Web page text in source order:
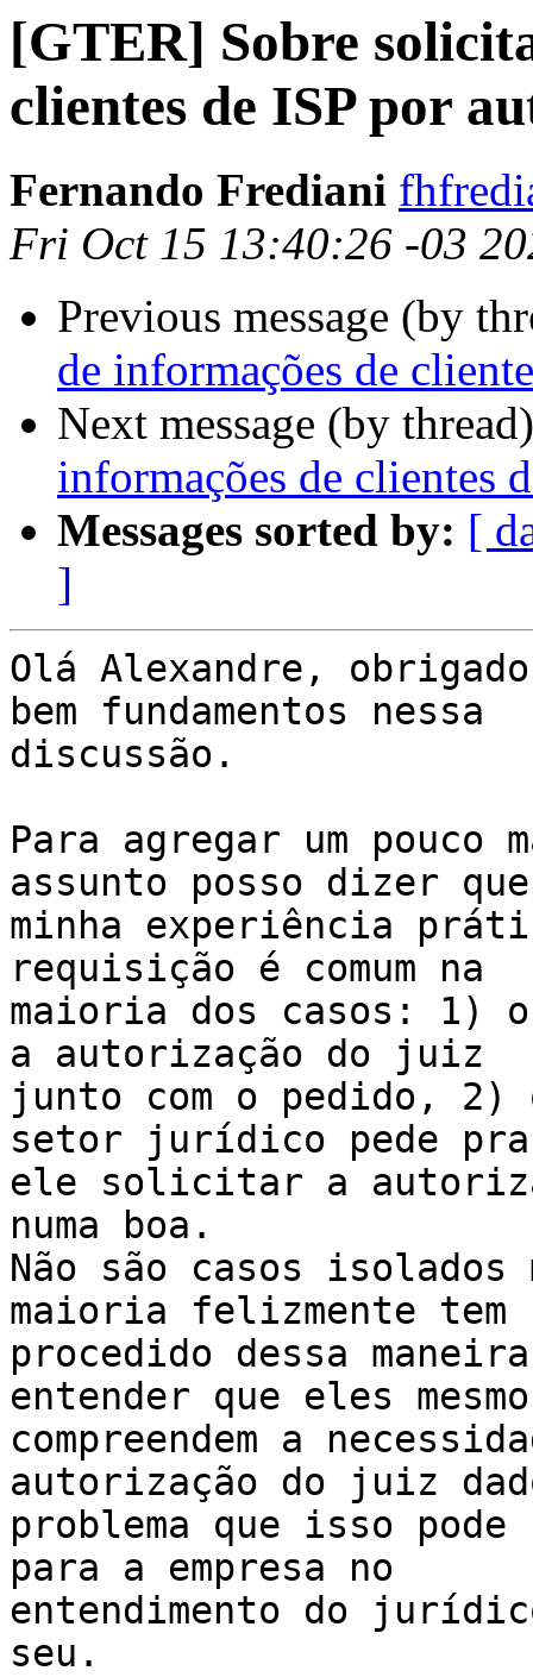
[GTER] Sobre
clientes de ISP por
Fernando Frediani
Fri Oct 15 13:40:26 -03
Previous message (by
de informações de
Next message (by
informações de clientes
Messages sorted by: [
]
Olá Alexandre,
bem fundamentos nessa
discussão.
Para agregar um pouco
assunto posso dizer
minha experiência
requisição é comum na
maioria dos casos: 1)
a autorização do juiz
junto com o pedido, 2)
setor jurídico pede
ele solicitar a
numa boa.
Não são casos isolados
maioria felizmente tem
procedido dessa
entender que eles
compreendem a
autorização do juiz
problema que isso
para a empresa no
entendimento do
seu.